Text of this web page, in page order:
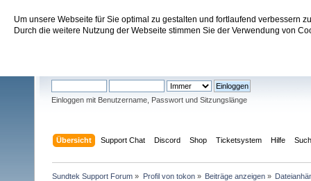
Um unsere Webseite für Sie optimal zu gestalten und fortlaufend verbessern
Durch die weitere Nutzung der Webseite stimmen Sie der Verwendung von
Sundtek Support Forum
Einloggen mit Benutzername, Passwort und Sitzungslänge
Übersicht Support Chat Discord Shop Ticketsystem Hilfe
Sundtek Support Forum » Profil von tokon» Beiträge anzeigen»